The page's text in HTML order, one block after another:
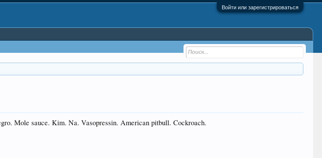
Войти или зарегистрироваться
Mole sauce. Kim. Na. Vasopressin. American pitbull. Cockroach.